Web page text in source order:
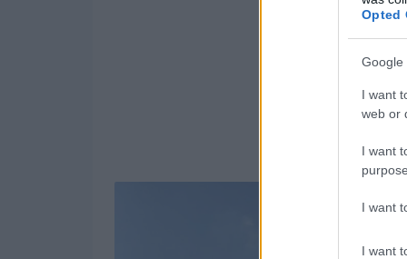
Opted
Google
I want
web or
I want
I want
I want